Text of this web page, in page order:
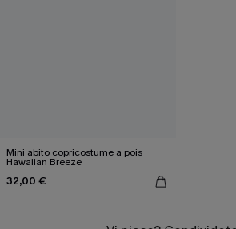
Mini abito copricostume a pois
Hawaiian Breeze
32,00 €